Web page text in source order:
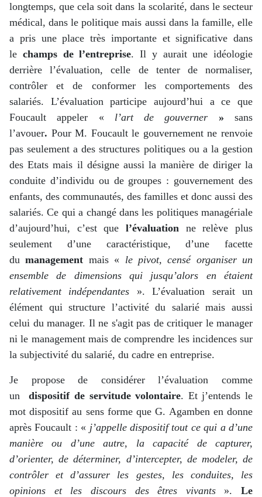
longtemps, que cela soit dans la scolarité, dans le secteur
médical, dans le politique mais aussi dans la famille, elle
a pris une place très importante et significative dans
le champs de l’entreprise. Il y aurait une idéologie
derrière l’évaluation, celle de tenter de normaliser,
contrôler et de conformer les comportements des
salariés. L’évaluation participe aujourd’hui a ce que
Foucault appeler « l’art de gouverner »sans
l’avouer. Pour M. Foucault le gouvernement ne renvoie
pas seulement a des structures politiques ou a la gestion
des Etats mais il désigne aussi la manière de diriger la
conduite d’individu ou de groupes : gouvernement des
enfants, des communautés, des familles et donc aussi des
salariés. Ce qui a changé dans les politiques managériale
d’aujourd’hui, c’est que l’évaluation ne relève plus
seulement d’une caractéristique, d’une facette
dumanagement mais « le pivot, censé organiser un
ensemble de dimensions qui jusqu’alors en étaient
relativement indépendantes ». L’évaluation serait un
élément qui structure l’activité du salarié mais aussi
celui du manager. Il ne s'agit pas de critiquer le manager
ni le management mais de comprendre les incidences sur
la subjectivité du salarié, du cadre en entreprise.
Je propose de considérer l’évaluation comme
undispositif de servitude volontaire. Et j’entends le
mot dispositif au sens forme que G. Agamben en donne
après Foucault : « j’appelle dispositif tout ce qui a d’une
manière ou d’une autre, la capacité de capturer,
d’orienter, de déterminer, d’intercepter, de modeler, de
contrôler et d’assurer les gestes, les conduites, les
opinions et les discours des êtres vivants ». Le